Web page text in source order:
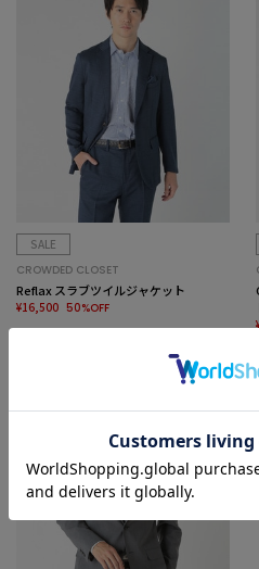
SALE
CROWDED CLOSET
Reflax スラブツイルジャケット
¥16,500 50%OFF